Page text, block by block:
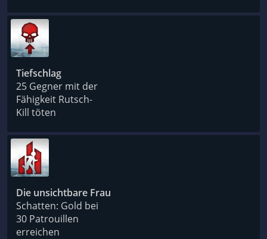
Tiefschlag
25 Gegner mit der
Fähigkeit Rutsch-
Kill töten
Die unsichtbare Frau
Schatten: Gold bei
30 Patrouillen
erreichen